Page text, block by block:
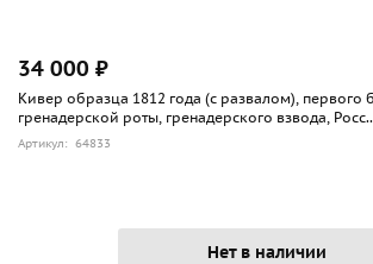
34 000 ₽
Кивер образца 1812 года (с развалом), первого
гренадерской роты, гренадерского взвода,
Артикул: 64833
Нет в наличии